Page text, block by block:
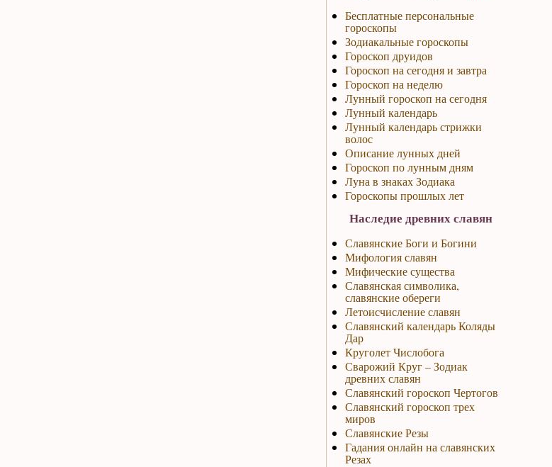
Бесплатные персональные
гороскопы
Зодиакальные гороскопы
Гороскоп друидов
Гороскоп на сегодня и завтра
Гороскоп на неделю
Лунный гороскоп на сегодня
Лунный календарь
Лунный календарь стрижки
волос
Описание лунных дней
Гороскоп по лунным дням
Луна в знаках Зодиака
Гороскопы прошлых лет
Наследие древних славян
Славянские Боги и Богини
Мифология славян
Мифические существа
Славянская символика,
славянские обереги
Летоисчисление славян
Славянский календарь Коляды
Дар
Круголет Числобога
Сварожий Круг – Зодиак
древних славян
Славянский гороскоп Чертогов
Славянский гороскоп трех
миров
Славянские Резы
Гадания онлайн на славянских
Резах